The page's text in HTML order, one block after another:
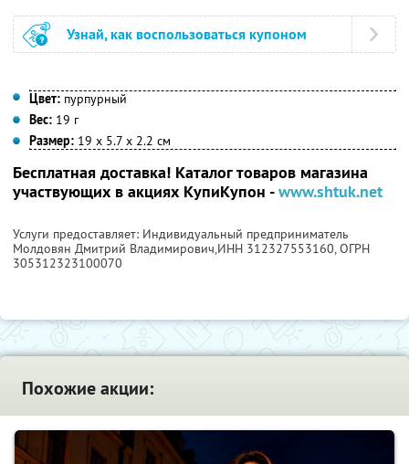
Узнай, как воспользоваться купоном
Цвет: пурпурный
Вес: 19 г
Размер: 19 х 5.7 х 2.2 см
Бесплатная доставка! Каталог товаров магазина
участвующих в акциях КупиКупон -www.shtuk.net
Услуги предоставляет: Индивидуальный предприниматель
Молдовян Дмитрий Владимирович,ИНН 312327553160, ОГРН
305312323100070
Похожие акции: